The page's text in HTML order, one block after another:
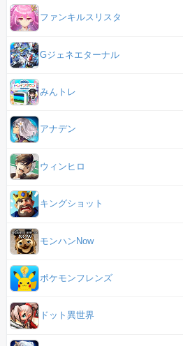
ファンキルスリスタ
Gジェネエターナル
みんトレ
アナデン
ウィンヒロ
キングショット
モンハンNow
ポケモンフレンズ
ドット異世界